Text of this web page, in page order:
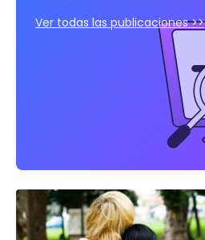
Ver todas las publicaciones >>